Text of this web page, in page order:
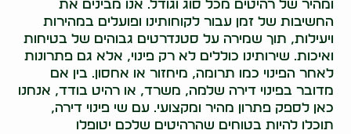
ומהיר של רהיטים מכל סוג וגודל. אנו מבינים את
החשיבות של זמן עבור לקוחותינו ופועלים במהירות
ויעילות, תוך שמירה על סטנדרטים גבוהים של בטיחות
ואיכות. שירותינו כוללים לא רק פינוי, אלא גם פתרונות
לאחר הפינוי כמו תרומה, מיחזור או אחסון. בין אם
מדובר בפינוי דירה שלמה, משרד, או רהיט בודד, אנחנו
כאן לספק פתרון מהיר ומקצועי. עם שי פינוי דירה,
תוכלו להיות בטוחים שהרהיטים שלכם יטופלו